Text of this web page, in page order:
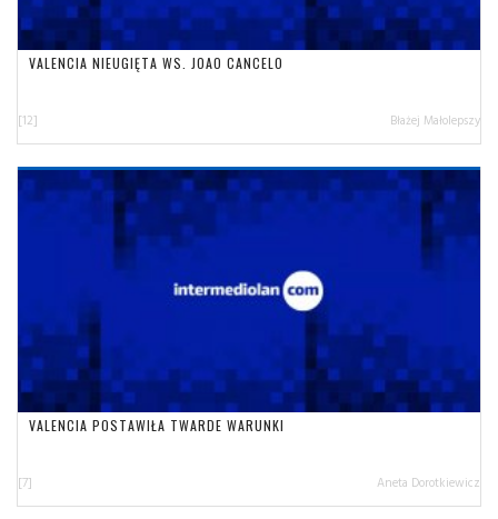
VALENCIA NIEUGIĘTA WS. JOAO CANCELO
[12] Błażej Małolepszy
VALENCIA POSTAWIŁA TWARDE WARUNKI
[7] Aneta Dorotkiewicz